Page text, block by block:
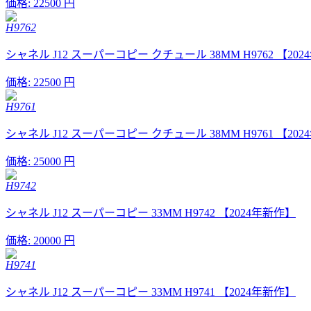
価格: 22500 円
H9762
シャネル J12 スーパーコピー クチュール 38MM H9762 【2024
価格: 22500 円
H9761
シャネル J12 スーパーコピー クチュール 38MM H9761 【2024
価格: 25000 円
H9742
シャネル J12 スーパーコピー 33MM H9742 【2024年新作】
価格: 20000 円
H9741
シャネル J12 スーパーコピー 33MM H9741 【2024年新作】